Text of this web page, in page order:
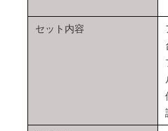
セット内容